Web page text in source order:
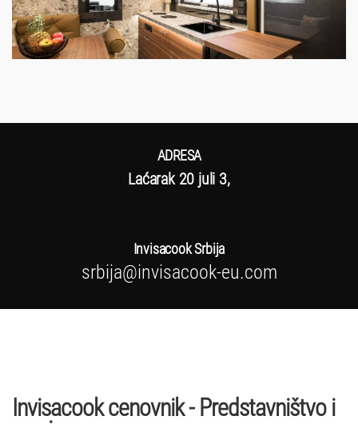
ADRESA
Laćarak 20 juli 3,
Invisacook Srbija
srbija@invisacook-eu.com
Invisacook cenovnik - Predstavništvo i